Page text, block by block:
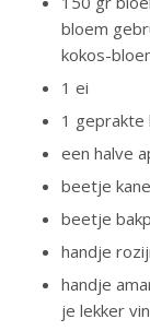
bloem
kokos-
1 ei
1 geprakte
een halve
beetje
beetje
handje
handje
je lekker